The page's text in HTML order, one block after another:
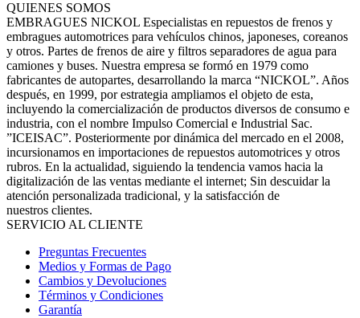
QUIENES SOMOS
EMBRAGUES NICKOL Especialistas en repuestos de frenos y
embragues automotrices para vehículos chinos, japoneses, coreanos
y otros. Partes de frenos de aire y filtros separadores de agua para
camiones y buses. Nuestra empresa se formó en 1979 como
fabricantes de autopartes, desarrollando la marca “NICKOL”. Años
después, en 1999, por estrategia ampliamos el objeto de esta,
incluyendo la comercialización de productos diversos de consumo e
industria, con el nombre Impulso Comercial e Industrial Sac.
”ICEISAC”. Posteriormente por dinámica del mercado en el 2008,
incursionamos en importaciones de repuestos automotrices y otros
rubros. En la actualidad, siguiendo la tendencia vamos hacia la
digitalización de las ventas mediante el internet; Sin descuidar la
atención personalizada tradicional, y la satisfacción de
nuestros clientes.
SERVICIO AL CLIENTE
Preguntas Frecuentes
Medios y Formas de Pago
Cambios y Devoluciones
Términos y Condiciones
Garantía